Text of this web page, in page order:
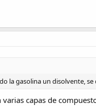
la gasolina un disolvente, se
varias capas de